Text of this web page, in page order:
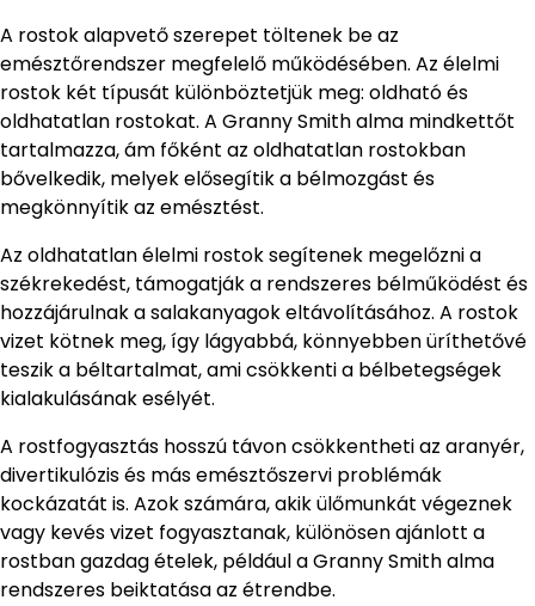
A rostok alapvető szerepet töltenek be az
emésztőrendszer megfelelő működésében. Az élelmi
rostok két típusát különböztetjük meg: oldható és
oldhatatlan rostokat. A Granny Smith alma mindkettőt
tartalmazza, ám főként az oldhatatlan rostokban
bővelkedik, melyek elősegítik a bélmozgást és
megkönnyítik az emésztést.
Az oldhatatlan élelmi rostok segítenek megelőzni a
székrekedést, támogatják a rendszeres bélműködést és
hozzájárulnak a salakanyagok eltávolításához. A rostok
vizet kötnek meg, így lágyabbá, könnyebben üríthetővé
teszik a béltartalmat, ami csökkenti a bélbetegségek
kialakulásának esélyét.
A rostfogyasztás hosszú távon csökkentheti az aranyér,
divertikulózis és más emésztőszervi problémák
kockázatát is. Azok számára, akik ülőmunkát végeznek
vagy kevés vizet fogyasztanak, különösen ajánlott a
rostban gazdag ételek, például a Granny Smith alma
rendszeres beiktatása az étrendbe.